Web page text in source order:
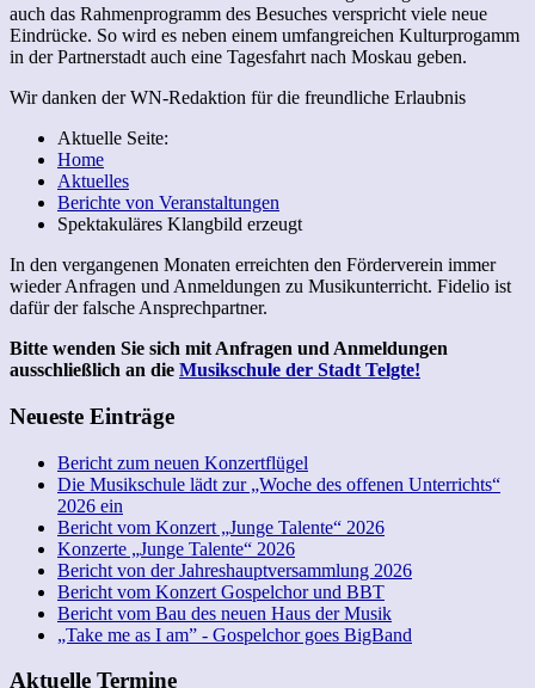
auch das Rahmenprogramm des Besuches verspricht viele neue
Eindrücke. So wird es neben einem umfangreichen Kulturprogamm
in der Partnerstadt auch eine Tagesfahrt nach Moskau geben.
Wir danken der WN-Redaktion für die freundliche Erlaubnis
Aktuelle Seite:
Home
Aktuelles
Berichte von Veranstaltungen
Spektakuläres Klangbild erzeugt
In den vergangenen Monaten erreichten den Förderverein immer
wieder Anfragen und Anmeldungen zu Musikunterricht. Fidelio ist
dafür der falsche Ansprechpartner.
Bitte wenden Sie sich mit Anfragen und Anmeldungen
ausschließlich an die Musikschule der Stadt Telgte!
Neueste Einträge
Bericht zum neuen Konzertflügel
Die Musikschule lädt zur „Woche des offenen Unterrichts“
2026 ein
Bericht vom Konzert „Junge Talente“ 2026
Konzerte „Junge Talente“ 2026
Bericht von der Jahreshauptversammlung 2026
Bericht vom Konzert Gospelchor und BBT
Bericht vom Bau des neuen Haus der Musik
„Take me as I am” - Gospelchor goes BigBand
Aktuelle Termine